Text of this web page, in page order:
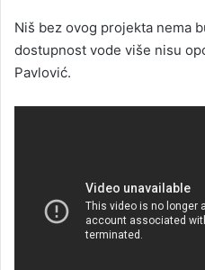
Niš bez ovog projekta nema
dostupnost vode više nisu
Pavlović.